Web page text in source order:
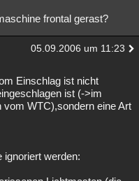
frontal gerast?
05.09.2006 um 11:23
Einschlag ist nicht
ist (->im
WTC),sondern eine Art
ignoriert werden: